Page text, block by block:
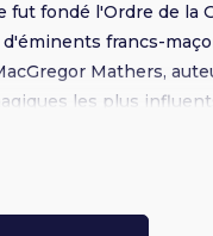
fut fondé l'Ordre de la
francs-
Mathers,
les plus
dans le domaine
la taromancie, la
langue française